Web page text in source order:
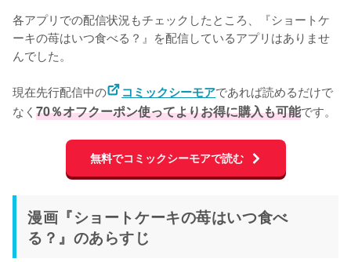
各アプリでの配信状況もチェックしたところ、『ショートケ
ーキの苺はいつ食べる？』を配信しているアプリはありませ
んでした。
現在先行配信中の コミックシーモアであれば読めるだけで
なく 70％オフクーポン使ってよりお得に購入も可能です。
無料でコミックシーモアで読む
漫画『ショートケーキの苺はいつ食べ
る？』のあらすじ